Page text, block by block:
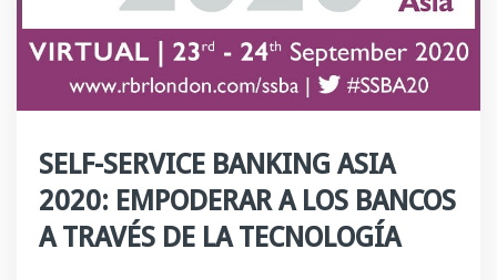
SELF-SERVICE BANKING ASIA
2020: EMPODERAR A LOS BANCOS
A TRAVÉS DE LA TECNOLOGÍA